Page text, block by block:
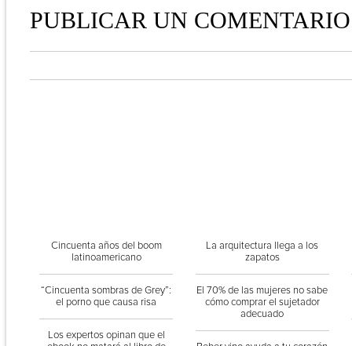
PUBLICAR UN COMENTARIO
Cincuenta años del boom
latinoamericano
“Cincuenta sombras de Grey”:
el porno que causa risa
Los expertos opinan que el
La arquitectura llega a los
zapatos
El 70% de las mujeres no sabe
cómo comprar el sujetador
adecuado